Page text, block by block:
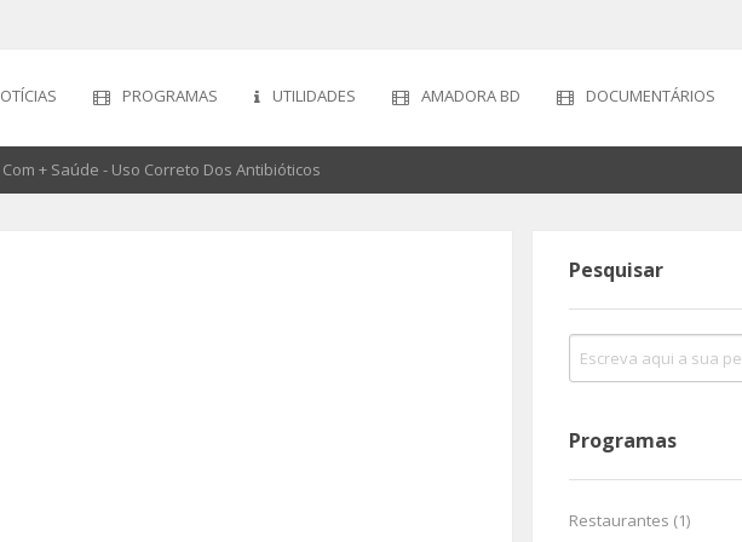
PROGRAMAS UTILIDADES AMADORA BD DOCUMENTÁRIOS
+ Saúde - Uso Correto Dos Antibióticos
Pesquisar
Programas
Restaurantes (1)